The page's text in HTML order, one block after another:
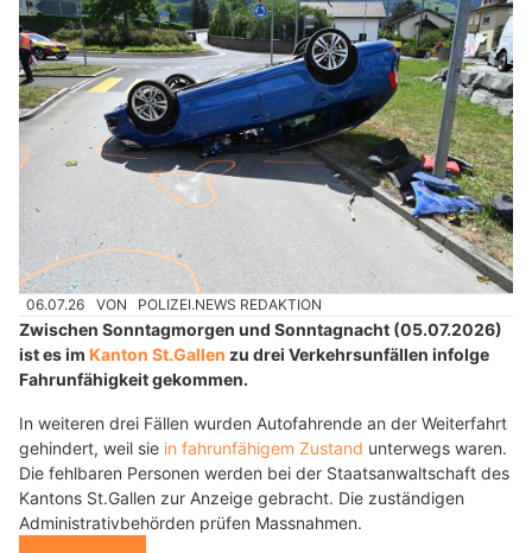
06.07.26 VON POLIZEI.NEWS REDAKTION
Zwischen Sonntagmorgen und Sonntagnacht (05.07.2026)
ist es im Kanton St.Gallen zu drei Verkehrsunfällen infolge
Fahrunfähigkeit gekommen.
In weiteren drei Fällen wurden Autofahrende an der Weiterfahrt
gehindert, weil sie in fahrunfähigem Zustand unterwegs waren.
Die fehlbaren Personen werden bei der Staatsanwaltschaft des
Kantons St.Gallen zur Anzeige gebracht. Die zuständigen
Administrativbehörden prüfen Massnahmen.